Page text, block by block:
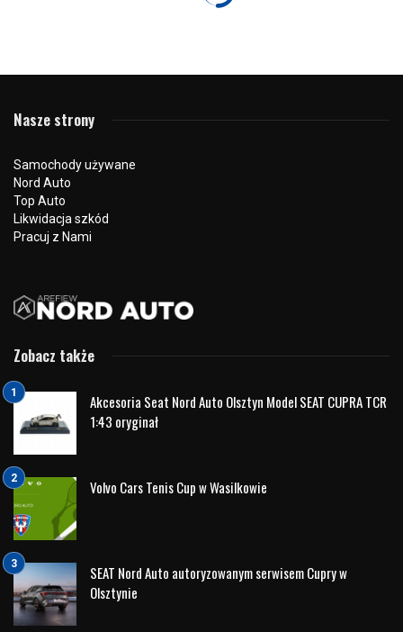
Świat motoryzacji i świat wielkich przygód coraz częściej
pomiędzy marką JAC Motors a jednym z najbardziej
rozpoznawalnych podróżników i survivalowców na świecie
– Edem Staffordem. To partnerstwo nie jest przypadkowe.
Zarówno Ed Stafford, jak i marka JAC kojarzą się z
wytrwałością, niezawodnością oraz gotowością do
podejmowania wyzwań tam, gdzie kończą się utwardzone
drogi.
Kim jest Ed Stafford?